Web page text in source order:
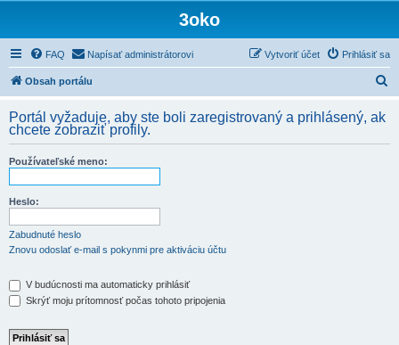
3oko
FAQ Napísať administrátorovi Prihlásiť sa
Vytvoriť účet
Obsah portálu
d
Portál vyžaduje, aby ste boli zaregistrovaný a prihlásený, ak
chcete zobraziť profily.
Používateľské meno:
Heslo:
Zabudnuté heslo
Znovu odoslať e-mail s pokynmi pre aktiváciu účtu
V budúcnosti ma automaticky prihlásiť
Skrýť moju prítomnosť počas tohoto pripojenia